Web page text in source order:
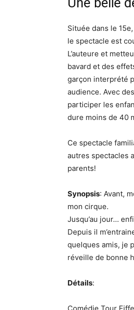
Située dans le
le spectacle est
L’auteure et
bavard et des
garçon interprété
audience. Avec
participer les
dure moins de 40
Ce spectacle
autres spectacles
parents!
Synopsis: Avant,
mon cirque.
Jusqu’au jour…
Depuis il
quelques amis, je
réveille de bonne
Détails: